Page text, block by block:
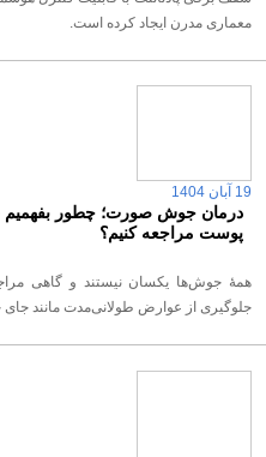
معماری مدرن ایجاد کرده است.
19 آبان 1404
درمان جوش صورت؛ چطور بفهمیم
پوست مراجعه کنیم؟
همهٔ جوش‌ها یکسان نیستند و گاهی
جلوگیری از عوارض طولانی‌مدت مانند